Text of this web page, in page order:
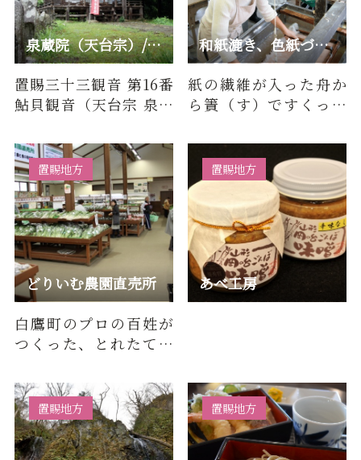
泉蔵院（天台宗）/ 置賜三十三観音 第16番 鮎貝観音
置賜三十三観音 第16番
鮎貝観音（天台宗 泉蔵
（由来・歴史）元禄9
年、管…
和紙漉き、色紙づくり/白鷹町
紙の繊維が入った舟か
ら簀（す）ですくって
るまで時間がかかるた
め、で…
どりいむ農園直売所
置賜地方
白鷹町のプロの百姓が
つくった、とれたての
3月～5月の土日祝日に
は観光…
あべ工房
置賜地方
置賜地方 置賜地方